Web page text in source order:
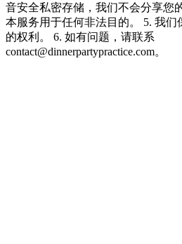
音安全私密存储，我们不会分享您
本服务用于任何非法目的。 5. 我
的权利。 6. 如有问题，请联系
contact@dinnerpartypractice.com。